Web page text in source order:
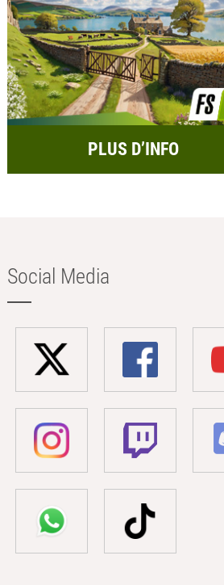
PLUS D’INFO
Social Media